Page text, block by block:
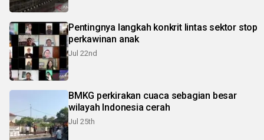
Pentingnya langkah konkrit lintas sektor stop
perkawinan anak
Jul 22nd
BMKG perkirakan cuaca sebagian besar
wilayah Indonesia cerah
Jul 25th